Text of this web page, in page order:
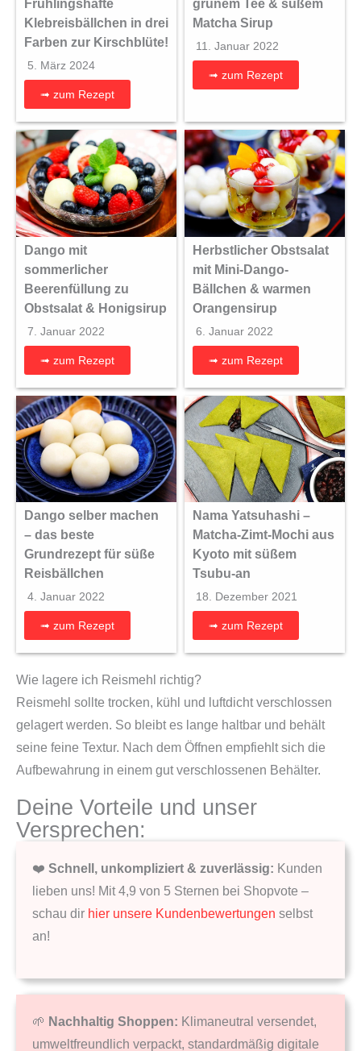
Frühlingshafte
Klebreisbällchen in drei
Farben zur Kirschblüte!
5. März 2024
➟ zum Rezept
grünem Tee & süßem
Matcha Sirup
11. Januar 2022
➟ zum Rezept
Dango mit
sommerlicher
Beerenfüllung zu
Obstsalat & Honigsirup
7. Januar 2022
➟ zum Rezept
Herbstlicher Obstsalat
mit Mini-Dango-
Bällchen & warmen
Orangensirup
6. Januar 2022
➟ zum Rezept
Dango selber machen
– das beste
Grundrezept für süße
Reisbällchen
4. Januar 2022
➟ zum Rezept
Nama Yatsuhashi –
Matcha-Zimt-Mochi aus
Kyoto mit süßem
Tsubu-an
18. Dezember 2021
➟ zum Rezept
Wie lagere ich Reismehl richtig?
Reismehl sollte trocken, kühl und luftdicht verschlossen
gelagert werden. So bleibt es lange haltbar und behält
seine feine Textur. Nach dem Öffnen empfiehlt sich die
Aufbewahrung in einem gut verschlossenen Behälter.
Deine Vorteile und unser
Versprechen:
❤️ Schnell, unkompliziert & zuverlässig: Kunden
lieben uns! Mit 4,9 von 5 Sternen bei Shopvote –
schau dir hier unsere Kundenbewertungen selbst
an!
🌱 Nachhaltig Shoppen: Klimaneutral versendet,
umweltfreundlich verpackt, standardmäßig digitale